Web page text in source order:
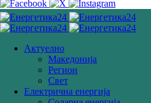
Актуелно
Македонија
Регион
Свет
Електрична енергија